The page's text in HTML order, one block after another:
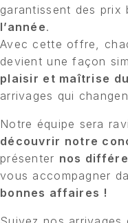
garantissent des prix
l’année.
Avec cette offre,
devient une façon
plaisir et maîtrise
arrivages qui
Notre équipe sera
découvrir notre
présenter nos
vous accompagner
bonnes affaires !